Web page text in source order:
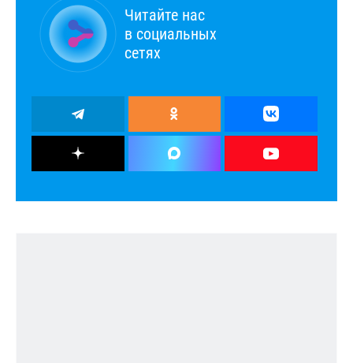
Читайте нас
в социальных
сетях